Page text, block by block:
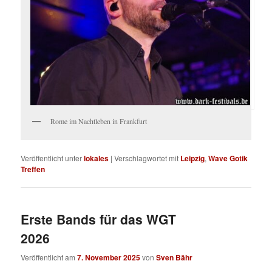
Rome im Nachtleben in Frankfurt
Veröffentlicht unterlokales |Verschlagwortet mit Leipzig,Wave Gotik
Treffen
Erste Bands für das WGT
2026
Veröffentlicht am7. November 2025vonSven Bähr